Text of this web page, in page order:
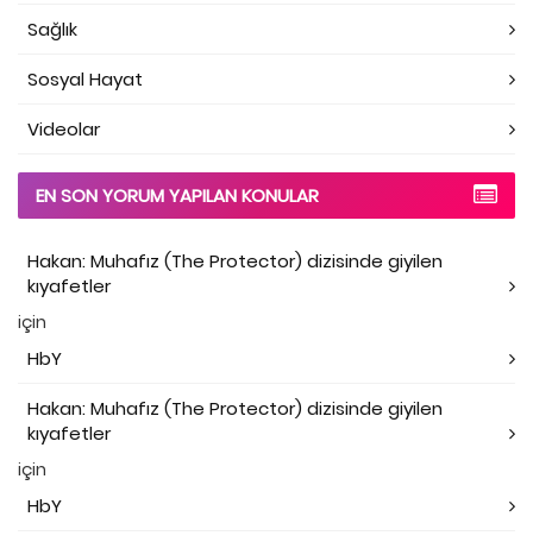
Sağlık
Sosyal Hayat
Videolar
EN SON YORUM YAPILAN KONULAR
Hakan: Muhafız (The Protector) dizisinde giyilen
kıyafetler
için
HbY
Hakan: Muhafız (The Protector) dizisinde giyilen
kıyafetler
için
HbY